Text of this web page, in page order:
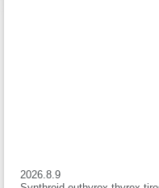
2026.8.9